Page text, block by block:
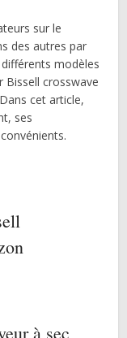
sur le
des autres par
modèles
Bissell crosswave
cet article,
ses
à sec